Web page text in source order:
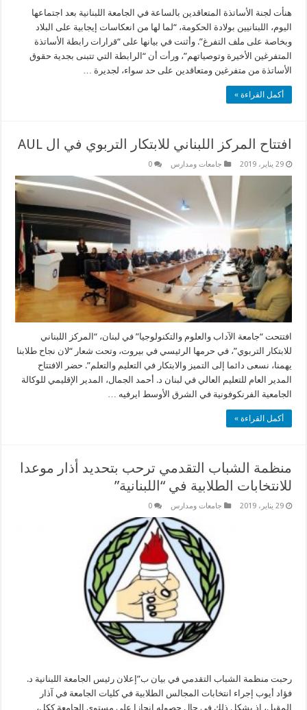
هنأت لجنة الأساتذة المتعاقدين بالساعة في الجامعة اللبنانية بعد اجتماعها
اليوم، اللبنانيين بولادة الحكومة، “لما لها من انعكاسات إيجابية على البلاد
وبخاصة على ملف التفرغ”. وأثنت في بيانها على “قرارات رابطة الأساتذة
المتفرغين الأخيرة وتوصياتهم”، ورأت أن “الرابطة التي تتبنى بجدية حقوق
الأساتذة من متفرغين ومتعاقدين على حد سواء، لجديرة …
أكمل القراءة »
افتتاح المركز اللبناني للابتكار التربوي في ال AUL
29 يناير، 2019 جامعات ومدارس 0
افتتحت “جامعة الآداب والعلوم والتكنولوجيا” في لبنان، “المركز اللبناني
للابتكار التربوي”، في حرمها الرئيسي في بيروت، وتحت شعار “لان نجاح طلابنا
يهمنا، نسعى دائما إلى التميز والابتكار في التعليم والتعلم”. حضر الافتتاح
المدير العام للتعليم العالي في لبنان د. أحمد الجمال، المدير الإقليمي للوكالة
الجامعية الفرنكوفونية في الشرق الأوسط ايرفيه …
أكمل القراءة »
منظمة الشباب التقدمي ترحب بتحديد أذار موعدا
للانتخابات الطلابية في “اللبنانية”
29 يناير، 2019 جامعات ومدارس 0
رحبت منظمة الشباب التقدمي في بيان ب”إعلان رئيس الجامعة اللبنانية د.
فؤاد أيوب إجراء انتخابات المجالس الطلابية في كليات الجامعة في آذار
المقبل، إذ يشكل ذلك في حال حصوله إنجازا على مستوى الجامعة ككل،